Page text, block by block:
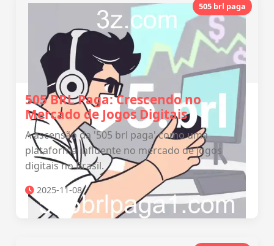
505 brl paga
505 BRL Paga: Crescendo no
Mercado de Jogos Digitais
A ascensão da '505 brl paga' como uma
plataforma influente no mercado de jogos
digitais no Brasil.
2025-11-08